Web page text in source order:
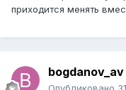
приходится менять
bogdanov_av